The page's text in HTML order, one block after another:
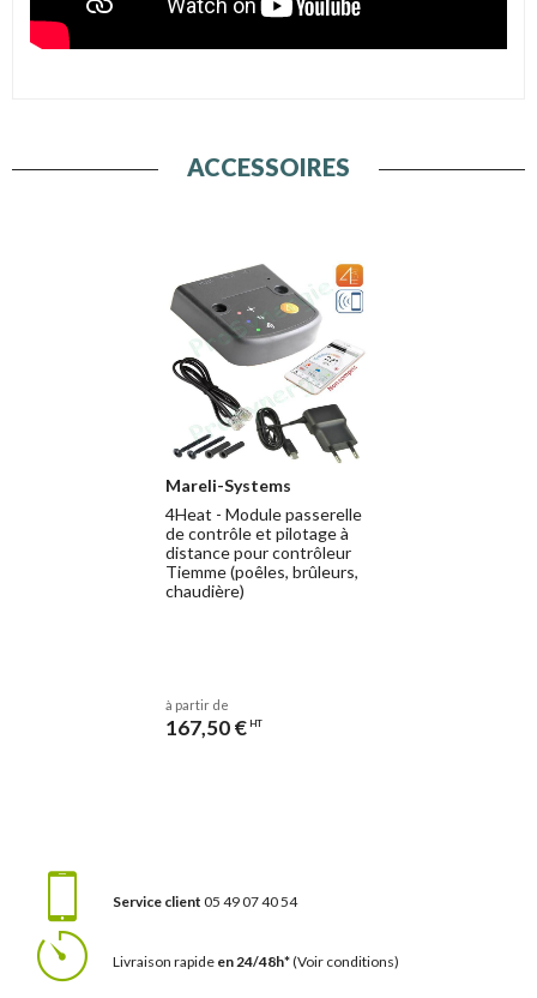
ACCESSOIRES
Mareli-Systems
4Heat - Module passerelle
de contrôle et pilotage à
distance pour contrôleur
Tiemme (poêles, brûleurs,
chaudière)
à partir de
167,50 € HT
Service client 05 49 07 40 54
Livraison rapide en 24/48h*(Voir conditions)